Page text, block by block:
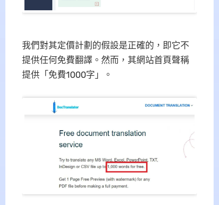
我們對其定價計劃的假設是正確的，即它不
提供任何免費翻譯。然而，其網站首頁聲稱
提供「免費1000字」。